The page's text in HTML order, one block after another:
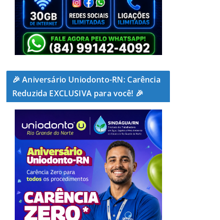
🎉 Aniversário Uniodonto-RN: Carência
Reduzida EXCLUSIVA para você! 🎉